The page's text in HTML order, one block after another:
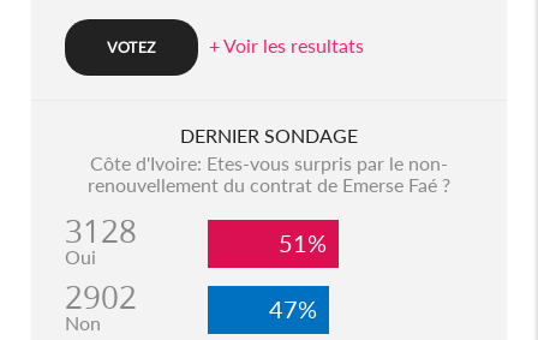
+ Voir les resultats
DERNIER SONDAGE
Côte d'Ivoire: Etes-vous surpris par le non-
renouvellement du contrat de Emerse Faé ?
3128
Oui 51%
2902
Non 47%